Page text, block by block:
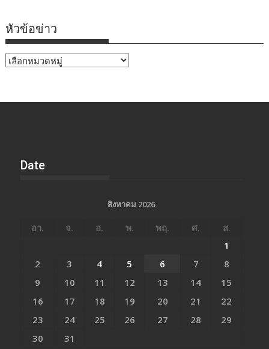
หัวข้อข่าว
หัวข้อ
Date
สิงหาคม 2026
อา. จ. อ. พ. พฤ. ศ.
ส.
1
2
3 4 5 6 7
8
9
10 11 12 13 14
15
16
17 18 19 20 21
22
23
24 25 26 27 28
29
30
31